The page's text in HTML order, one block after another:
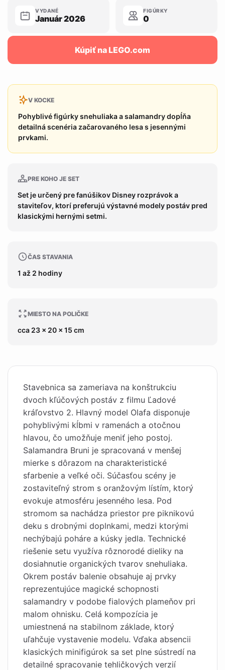
VYDANÉ
Január 2026
FIGÚRKY
0
Kúpiť na LEGO.com
V KOCKE
Pohyblivé figúrky snehuliaka a salamandry dopĺňa
detailná scenéria začarovaného lesa s jesennými
prvkami.
PRE KOHO JE SET
Set je určený pre fanúšikov Disney rozprávok a
staviteľov, ktorí preferujú výstavné modely postáv pred
klasickými hernými setmi.
ČAS STAVANIA
1 až 2 hodiny
MIESTO NA POLIČKE
cca 23 x 20 x 15 cm
Stavebnica sa zameriava na konštrukciu
dvoch kľúčových postáv z filmu Ľadové
kráľovstvo 2. Hlavný model Olafa disponuje
pohyblivými kĺbmi v ramenách a otočnou
hlavou, čo umožňuje meniť jeho postoj.
Salamandra Bruni je spracovaná v menšej
mierke s dôrazom na charakteristické
sfarbenie a veľké oči. Súčasťou scény je
zostaviteľný strom s oranžovým lístím, ktorý
evokuje atmosféru jesenného lesa. Pod
stromom sa nachádza priestor pre piknikovú
deku s drobnými doplnkami, medzi ktorými
nechýbajú poháre a kúsky jedla. Technické
riešenie setu využíva rôznorodé dieliky na
dosiahnutie organických tvarov snehuliaka.
Okrem postáv balenie obsahuje aj prvky
reprezentujúce magické schopnosti
salamandry v podobe fialových plameňov pri
malom ohnisku. Celá kompozícia je
umiestnená na stabilnom základe, ktorý
uľahčuje vystavenie modelu. Vďaka absencii
klasických minifigúrok sa set plne sústredí na
detailné spracovanie tehličkových verzií